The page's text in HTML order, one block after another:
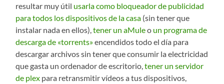
resultar muy útil usarla como bloqueador de publicidad
para todos los dispositivos de la casa (sin tener que
instalar nada en ellos),tener un aMuleo un programa de
descarga de «torrents»encendidos todo el día para
descargar archivos sin tener que consumir la electricidad
que gasta un ordenador de escritorio,tener un servidor
de plex para retransmitir vídeos a tus dispositivos,